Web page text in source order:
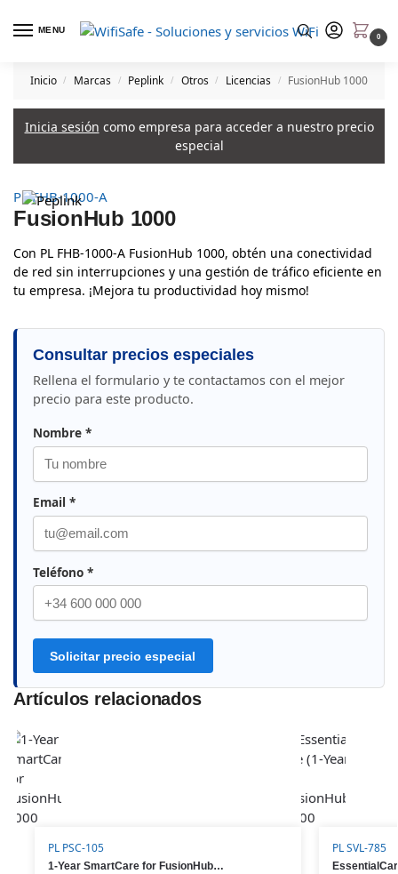
MENU
0
Inicio / Marcas / Peplink / Otros / Licencias / FusionHub 1000
Inicia sesión como empresa para acceder a nuestro precio
especial
PL FHB-1000-A
FusionHub 1000
Con PL FHB-1000-A FusionHub 1000, obtén una conectividad
de red sin interrupciones y una gestión de tráfico eficiente en
tu empresa. ¡Mejora tu productividad hoy mismo!
Consultar precios especiales
Rellena el formulario y te contactamos con el mejor
precio para este producto.
Nombre *
Email *
Teléfono *
Solicitar precio especial
Artículos relacionados
PL PSC-105
1-Year SmartCare for FusionHub 1000
PL SVL-785